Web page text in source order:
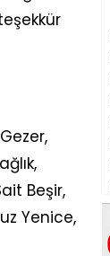
Beşir,
Yenice,